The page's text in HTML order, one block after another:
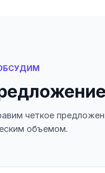
четкое
объемом.